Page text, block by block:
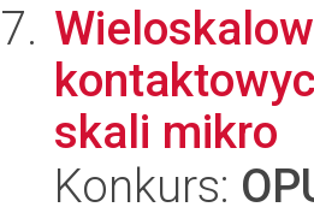
skali mikro
Konkurs: